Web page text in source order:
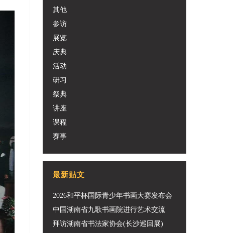
其他
参访
展览
庆典
活动
研习
祭典
讲座
课程
赛事
最新贴文
2026和平杯国际青少年书画大赛发布会
中国湖南省九歌书画院进行艺术交流
拜访湖南省书法家协会(长沙巡回展)